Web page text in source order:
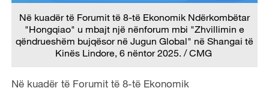
Në kuadër të Forumit të 8-të Ekonomik Ndërkombëtar
"Hongqiao" u mbajt një nënforum mbi "Zhvillimin e
qëndrueshëm bujqësor në Jugun Global" në Shangai të
Kinës Lindore, 6 nëntor 2025. / CMG
Në kuadër të Forumit të 8-të Ekonomik